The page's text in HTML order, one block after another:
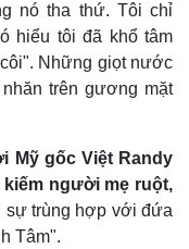
nó tha thứ. Tôi chỉ
hiểu tôi đã khổ tâm
Những giọt nước
trên gương mặt
Mỹ gốc Việt Randy
kiếm người mẹ ruột,
sự trùng hợp với đứa
Tâm".